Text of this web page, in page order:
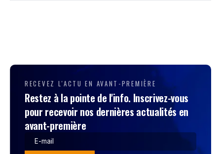
RECEVEZ L'ACTU EN AVANT-PREMIÈRE
Restez à la pointe de l'info. Inscrivez-vous
pour recevoir nos dernières actualités en
avant-première